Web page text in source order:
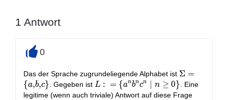
1 Antwort
0
Das der Sprache zugrundeliegende Alphabet ist Σ =
{a,b,c} . Gegeben ist L:=\left\
{a^nb^nc^n\mid
L : = {anbncn ∣ n ≥ 0} . Eine
legitime (wenn auch triviale) Antwort auf diese Frage